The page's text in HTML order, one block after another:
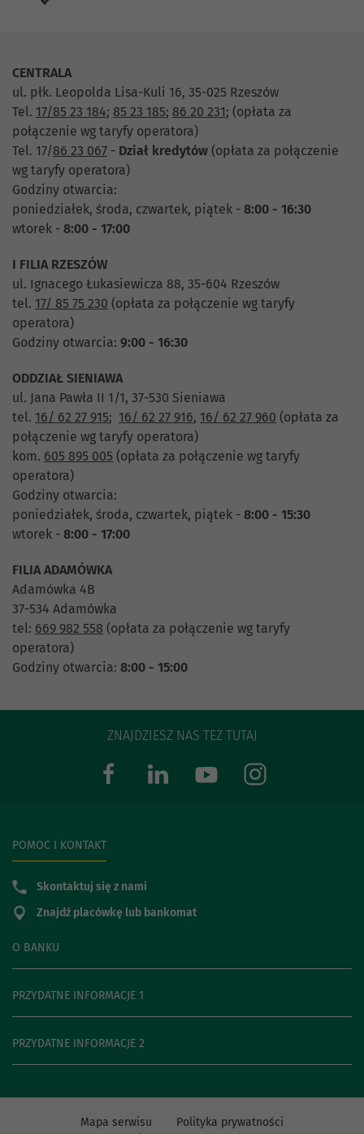
CENTRALA
ul. płk. Leopolda Lisa-Kuli 16, 35-025 Rzeszów
Tel. 17/85 23 184; 85 23 185; 86 20 231; (opłata za
połączenie wg taryfy operatora)
Tel. 17/86 23 067 - Dział kredytów (opłata za połączenie
wg taryfy operatora)
Godziny otwarcia:
poniedziałek, środa, czwartek, piątek - 8:00 - 16:30
wtorek - 8:00 - 17:00
I FILIA RZESZÓW
ul. Ignacego Łukasiewicza 88, 35-604 Rzeszów
tel. 17/ 85 75 230 (opłata za połączenie wg taryfy
operatora)
Godziny otwarcia: 9:00 - 16:30
ODDZIAŁ SIENIAWA
ul. Jana Pawła II 1/1, 37-530 Sieniawa
tel. 16/ 62 27 915; 16/ 62 27 916, 16/ 62 27 960 (opłata za
połączenie wg taryfy operatora)
kom. 605 895 005 (opłata za połączenie wg taryfy
operatora)
Godziny otwarcia:
poniedziałek, środa, czwartek, piątek - 8:00 - 15:30
wtorek - 8:00 - 17:00
FILIA ADAMÓWKA
Adamówka 4B
37-534 Adamówka
tel: 669 982 558 (opłata za połączenie wg taryfy
operatora)
Godziny otwarcia: 8:00 - 15:00
ZNAJDZIESZ NAS TEŻ TUTAJ
O BANKU
PRZYDATNE INFORMACJE 1
PRZYDATNE INFORMACJE 2
POMOC I KONTAKT
Skontaktuj się z nami
Znajdź placówkę lub bankomat
Mapa serwisu
Polityka prywatności